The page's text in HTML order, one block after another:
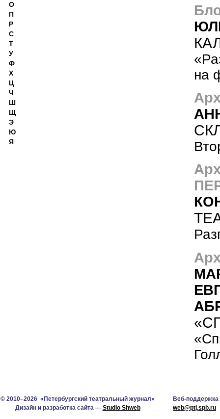
на
О
П
Р
С
Т
У
Ф
Х
Ц
Ч
Ш
Щ
Э
Ю
Я
© 2010–2026 «Петербургский театральный журнал»
Дизайн и разработка сайта — Studio Shweb
Веб-поддержка
web@ptj.spb.ru